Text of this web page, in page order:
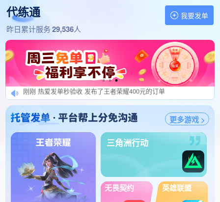
代练通
昨日累计服务29,536人
我要发单
找代练,做代练 就上代练通
刚刚 狄仁杰秒介入效率秒结 发布了王者荣耀110元的订单
刚刚 小硕发肥单秒验收 发布了王者荣耀115元的订单
刚刚 热爱发单秒验收 发布了王者荣耀400元的订单
刚刚 USR201504072731 发布了王者荣耀150元的订单
刚刚 接我单带（近期结算图 发布了王者荣耀230元的订单
刚刚 互利共赢，要绿色效率 发布了洛克王国：世界120元的订单
刚刚 KrisGod 发布了三角洲行动1450元的订单
刚刚 都是肥单速度接 发布了冒险岛怀旧服300元的订单
刚刚 饺子玳q498189557 发布了三角洲行动200元的订单
刚刚 良好打手求上家 发布了三角洲行动178元的订单
1分钟前 不急不急不急不急 发布了王者荣耀100元的订单
1分钟前 阿风发肥单纯绿来 发布了三角洲行动133元的订单
1分钟前 加不上看留言提交异常 发布了王者荣耀1500元的订单
1分钟前 USR201611013151 发布了逆战：未来160元的订单
更多游戏 >
三角洲行动
无畏契约 英雄联盟